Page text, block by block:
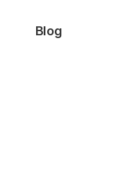
Blog